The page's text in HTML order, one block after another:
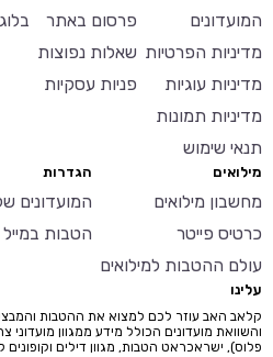
המועדונים
מדיניות הפרטיות
מדיניות עוגיות
מדיניות תמונות
תנאי שימוש
פרסום באתר
שאלות נפוצות
פניות עסקיות
מילואים
מחשבון מילואים
כרטיס פייטר
עולם ההטבות למילואים
הגדרות
המועדונים
הטבות במייל
עלינו
קלאב האב עוזר לכם למצוא את ההטבות
והשוואת מועדונים הכולל מידע ממגוון מועדוני
פלוס), ישראכראט הטבות, מגוון דילים וקופונים